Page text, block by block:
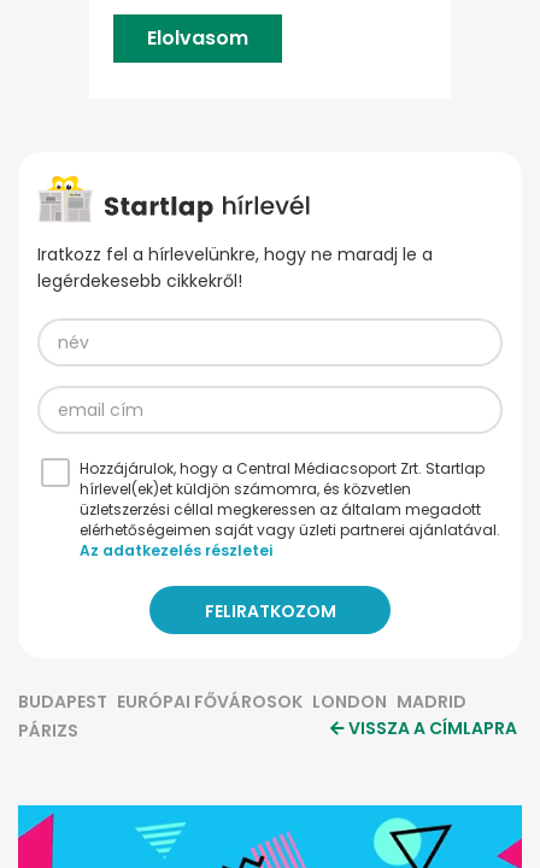
Elolvasom
Iratkozz fel a hírlevelünkre, hogy ne maradj le a
legérdekesebb cikkekről!
Hozzájárulok, hogy a Central Médiacsoport Zrt. Startlap
hírlevel(ek)et küldjön számomra, és közvetlen
üzletszerzési céllal megkeressen az általam megadott
elérhetőségeimen saját vagy üzleti partnerei ajánlatával.
Az adatkezelés részletei
BUDAPEST EURÓPAI FŐVÁROSOK LONDON MADRID
PÁRIZS
VISSZA A CÍMLAPRA